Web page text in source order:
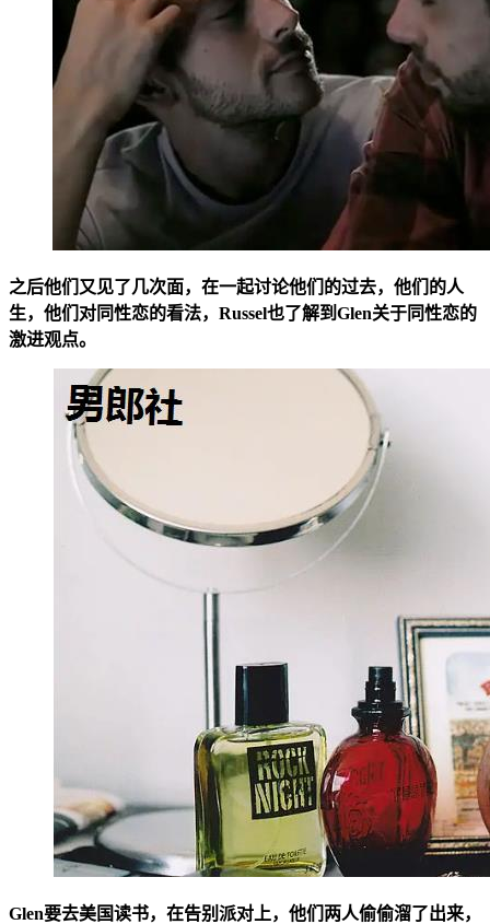
之后他们又见了几次面，在一起讨论他们的过去，他们的人
生，他们对同性恋的看法，Russel也了解到Glen关于同性恋的
激进观点。
Glen要去美国读书，在告别派对上，他们两人偷偷溜了出来，